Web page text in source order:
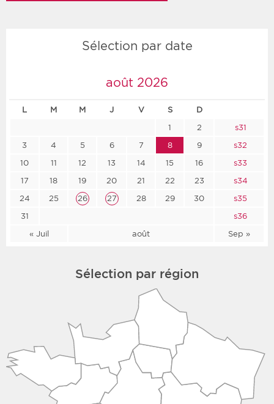
Sélection par date
août 2026
L M M J V S D
« Juil août Sep »
1 2
s31
3
4 5 6 7 8 9
s32
10
11 12 13 14 15 16
s33
17
18 19 20 21 22 23
s34
24
25 26 27 28 29 30
s35
31
s36
Sélection par région